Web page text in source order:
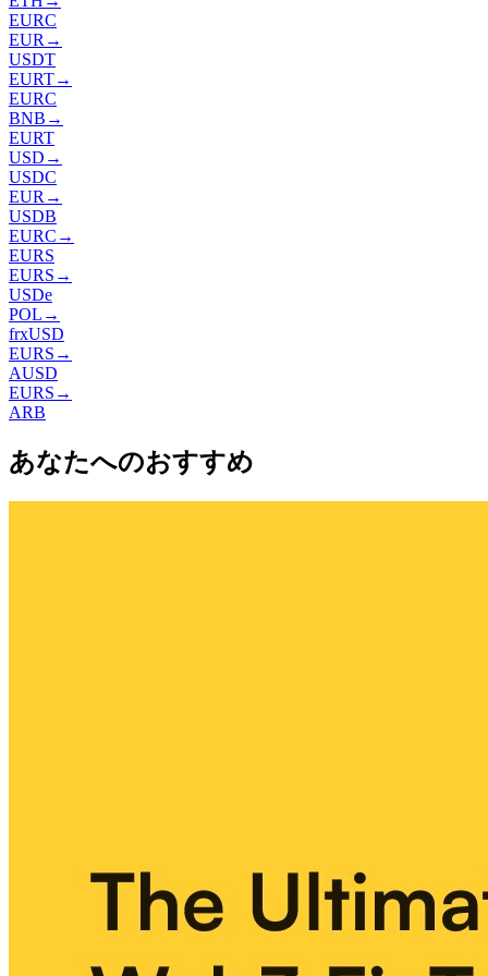
EURC
EUR →
USDT
EURT→
EURC
BNB →
EURT
USD →
USDC
EUR →
USDB
EURC →
EURS
EURS →
USDe
POL →
frxUSD
EURS →
AUSD
EURS →
ARB
あなたへのおすすめ